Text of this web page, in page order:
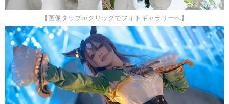
【画像タップorクリックでフォトギャラリーへ】